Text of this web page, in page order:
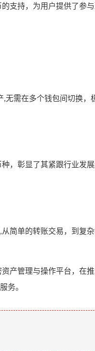
支持，为用户提供了
需在多个钱包间切换
，彰显了其紧跟行业
简单的转账交易，到
产管理与操作平台，
务。